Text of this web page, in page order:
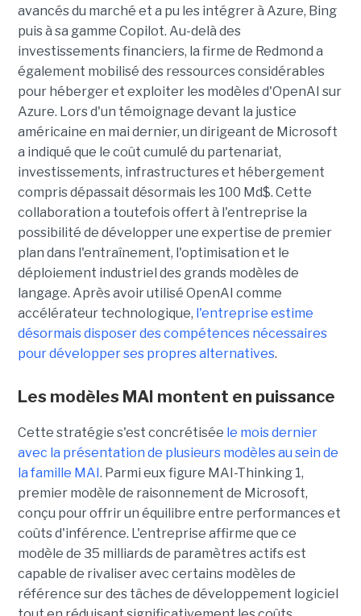
avancés du marché et a pu les intégrer à Azure, Bing
puis à sa gamme Copilot. Au-delà des
investissements financiers, la firme de Redmond a
également mobilisé des ressources considérables
pour héberger et exploiter les modèles d'OpenAI sur
Azure. Lors d'un témoignage devant la justice
américaine en mai dernier, un dirigeant de Microsoft
a indiqué que le coût cumulé du partenariat,
investissements, infrastructures et hébergement
compris dépassait désormais les 100 Md$. Cette
collaboration a toutefois offert à l'entreprise la
possibilité de développer une expertise de premier
plan dans l'entraînement, l'optimisation et le
déploiement industriel des grands modèles de
langage. Après avoir utilisé OpenAI comme
accélérateur technologique, l'entreprise estime
désormais disposer des compétences nécessaires
pour développer ses propres alternatives.
Les modèles MAI montent en puissance
Cette stratégie s'est concrétisée le mois dernier
avec la présentation de plusieurs modèles au sein de
la famille MAI . Parmi eux figure MAI-Thinking 1,
premier modèle de raisonnement de Microsoft,
conçu pour offrir un équilibre entre performances et
coûts d'inférence. L'entreprise affirme que ce
modèle de 35 milliards de paramètres actifs est
capable de rivaliser avec certains modèles de
référence sur des tâches de développement logiciel